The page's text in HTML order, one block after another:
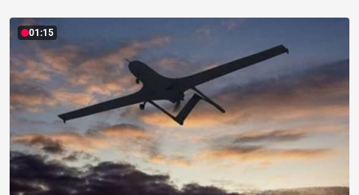
01:15